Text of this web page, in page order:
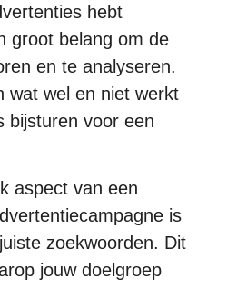
hebt
groot belang om de
en te analyseren.
wat wel en niet werkt
bijsturen voor een
aspect van een
is
zoekwoorden. Dit
jouw doelgroep